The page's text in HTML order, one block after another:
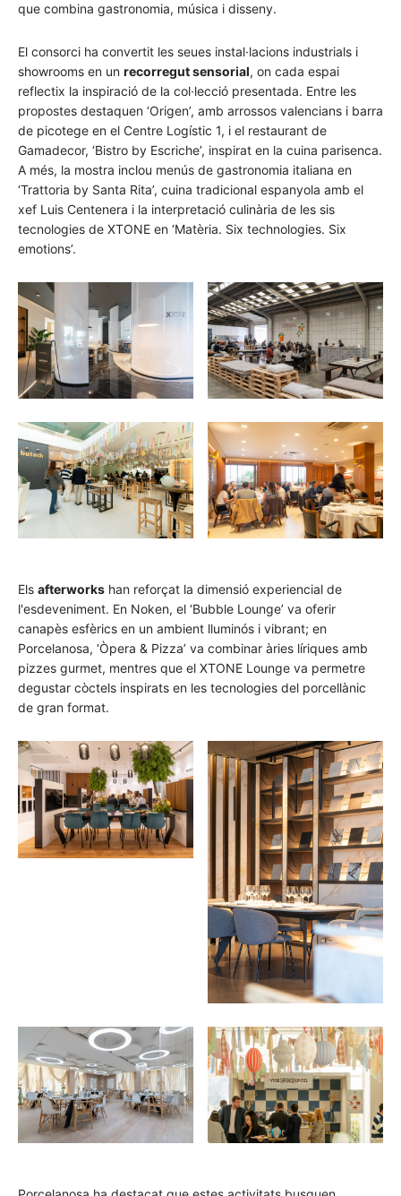
que combina gastronomia, música i disseny.
El consorci ha convertit les seues instal·lacions industrials i
showrooms en un recorregut sensorial, on cada espai
reflectix la inspiració de la col·lecció presentada. Entre les
propostes destaquen ‘Origen’, amb arrossos valencians i barra
de picotege en el Centre Logístic 1, i el restaurant de
Gamadecor, ‘Bistro by Escriche’, inspirat en la cuina parisenca.
A més, la mostra inclou menús de gastronomia italiana en
‘Trattoria by Santa Rita’, cuina tradicional espanyola amb el
xef Luis Centenera i la interpretació culinària de les sis
tecnologies de XTONE en ‘Matèria. Six technologies. Six
emotions’.
Els afterworks han reforçat la dimensió experiencial de
l'esdeveniment. En Noken, el ‘Bubble Lounge’ va oferir
canapès esfèrics en un ambient lluminós i vibrant; en
Porcelanosa, ‘Òpera & Pizza’ va combinar àries líriques amb
pizzes gurmet, mentres que el XTONE Lounge va permetre
degustar còctels inspirats en les tecnologies del porcellànic
de gran format.